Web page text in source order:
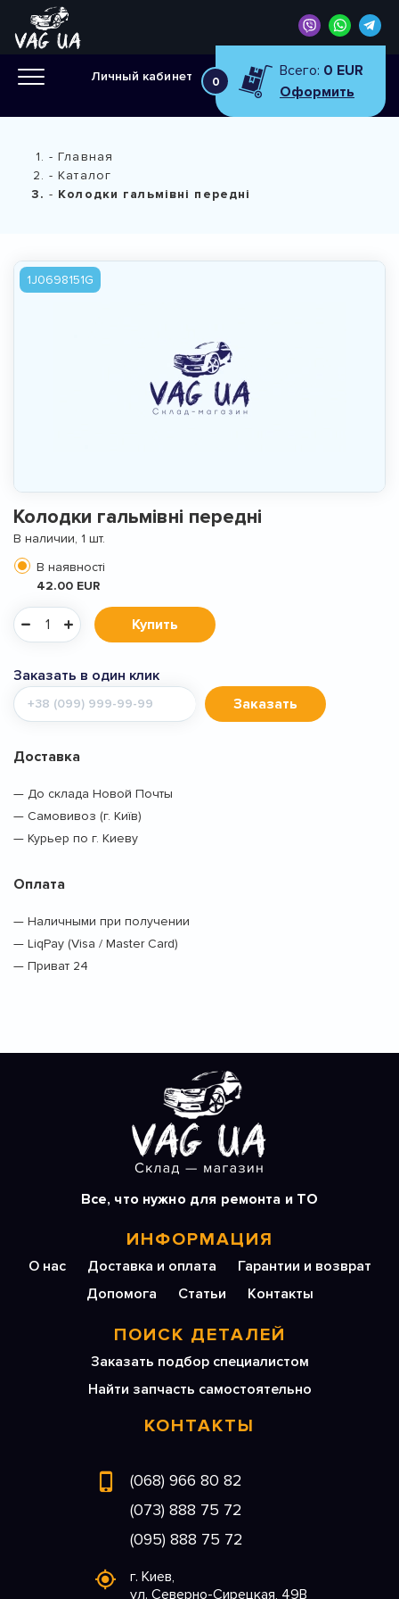
Личный кабинет 0
Всего: 0 EUR
Оформить
Главная
Каталог
Колодки гальмівні передні
1J0698151G
Колодки гальмівні передні
В наличии, 1 шт.
В наявності
42.00 EUR
Купить
Заказать в один клик
Мобильный
телефон
Заказать
Доставка
— До склада Новой Почты
— Самовивоз (г. Київ)
— Курьер по г. Киеву
Оплата
— Наличными при получении
— LiqPay (Visa / Master Card)
— Приват 24
Все, что нужно для ремонта и ТО
ИНФОРМАЦИЯ
О нас Доставка и оплата
Гарантии и возврат
Допомога
Статьи Контакты
ПОИСК ДЕТАЛЕЙ
Заказать подбор специалистом
Найти запчасть самостоятельно
КОНТАКТЫ
(068) 966 80 82
(073) 888 75 72
(095) 888 75 72
г. Киев,
ул. Северно-Сирецкая, 49В